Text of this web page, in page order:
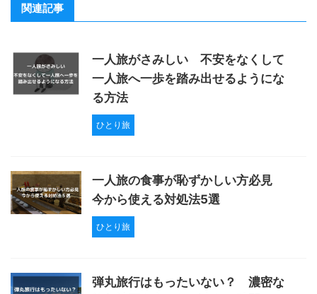
関連記事
一人旅がさみしい 不安をなくして
一人旅へ一歩を踏み出せるようにな
る方法
ひとり旅
一人旅の食事が恥ずかしい方必見
今から使える対処法5選
ひとり旅
弾丸旅行はもったいない？ 濃密な